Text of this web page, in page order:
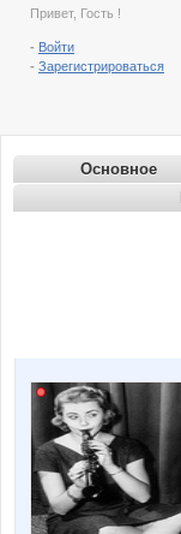
Привет, Гость !
- Войти
- Зарегистрироваться
Основное